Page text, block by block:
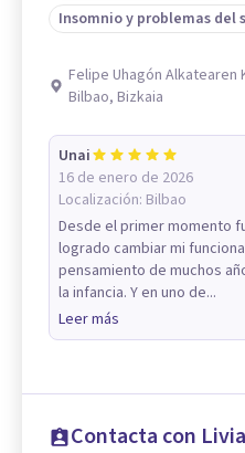
Insomnio y problemas del
Felipe Uhagón Alkatearen
Bilbao, Bizkaia
Unai
16 de enero de 2026
Localización: Bilbao
Desde el primer momento
logrado cambiar mi
pensamiento de muchos
la infancia. Y en uno de...
Leer más
Contacta con